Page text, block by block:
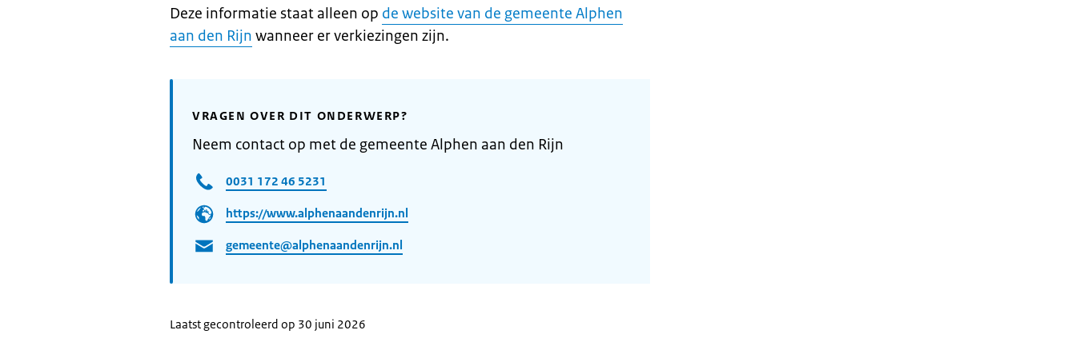
Deze informatie staat alleen op de website van de gemeente Alphen
aan den Rijn wanneer er verkiezingen zijn.
VRAGEN OVER DIT ONDERWERP?
Neem contact op met de gemeente Alphen aan den Rijn
0031 172 46 5231
https://www.alphenaandenrijn.nl
gemeente@alphenaandenrijn.nl
Laatst gecontroleerd op 30 juni 2026